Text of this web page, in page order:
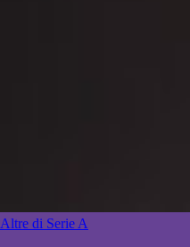
Altre di Serie A